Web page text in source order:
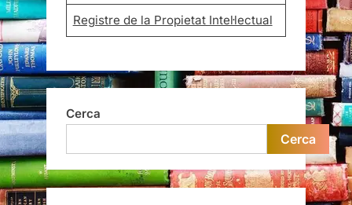
Registre de la Propietat Intel·lectual
Cerca
Cerca